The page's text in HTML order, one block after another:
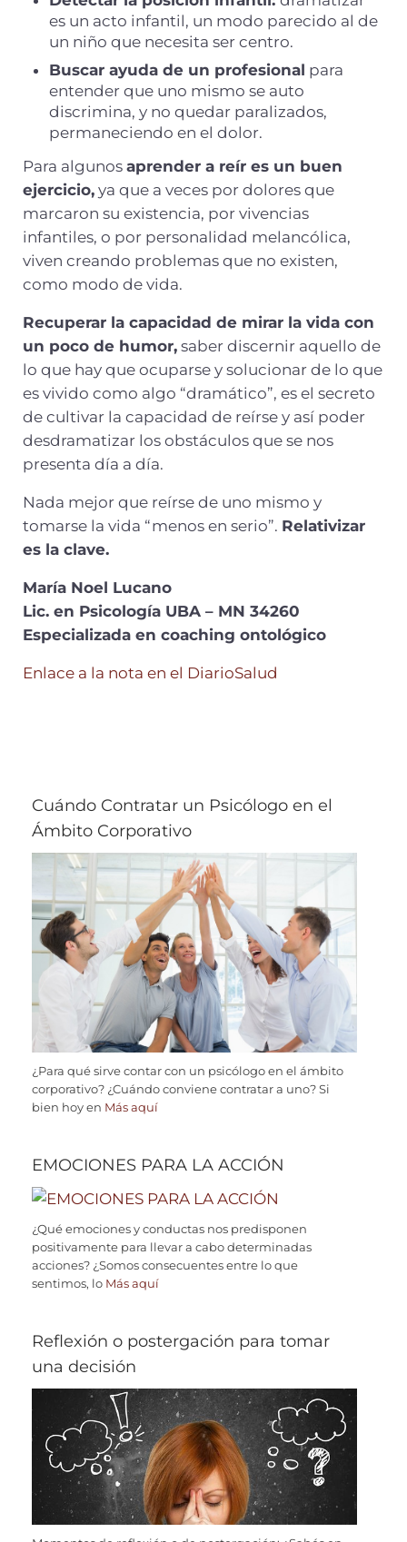
es un acto infantil, un modo parecido al de
un niño que necesita ser centro.
Buscar ayuda de un profesional para
entender que uno mismo se auto
discrimina, y no quedar paralizados,
permaneciendo en el dolor.
Para algunos aprender a reír es un buen
ejercicio,ya que a veces por dolores que
marcaron su existencia, por vivencias
infantiles, o por personalidad melancólica,
viven creando problemas que no existen,
como modo de vida.
Recuperar la capacidad de mirar la vida con
un poco de humor,saber discernir aquello de
lo que hay que ocuparse y solucionar de lo que
es vivido como algo “dramático”, es el secreto
de cultivar la capacidad de reírse y así poder
desdramatizar los obstáculos que se nos
presenta día a día.
Nada mejor que reírse de uno mismo y
tomarse la vida “menos en serio”. Relativizar
es la clave.
María Noel Lucano
Lic. en Psicología UBA – MN 34260
Especializada en coaching ontológico
Enlace a la nota en el DiarioSalud
Cuándo Contratar un Psicólogo en el
Ámbito Corporativo
¿Para qué sirve contar con un psicólogo en el ámbito
corporativo? ¿Cuándo conviene contratar a uno? Si
bien hoy en Más aquí
EMOCIONES PARA LA ACCIÓN
¿Qué emociones y conductas nos predisponen
positivamente para llevar a cabo determinadas
acciones? ¿Somos consecuentes entre lo que
sentimos, lo Más aquí
Reflexión o postergación para tomar
una decisión